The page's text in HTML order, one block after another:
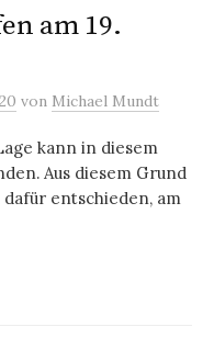
am 19.
von Michael Mundt
kann in diesem
Aus diesem Grund
entschieden, am